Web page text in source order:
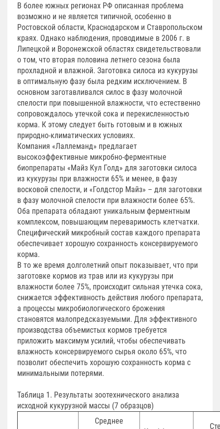
В более южных регионах РФ описанная проблема
возможно и не является типичной, особенно в
Ростовской области, Краснодарском и Ставропольском
краях. Однако наблюдения, проводимые в 2006 г. в
Липецкой и Воронежской областях свидетельствовали
о том, что вторая половина летнего сезона была
прохладной и влажной. Заготовка силоса из кукурузы
в оптимальную фазу была редким исключением. В
основном заготавливался силос в фазу молочной
спелости при повышенной влажности, что естественно
сопровождалось утечкой сока и перекисленностью
корма. К этому следует быть готовым и в южных
природно-климатических условиях.
Компания «Лаллеманд» предлагает
высокоэффективные микробно-ферментные
биопрепараты «Майз Кул Голд» для заготовки силоса
из кукурузы при влажности 65% и менее, в фазу
восковой спелости, и «Голдстор Майз» – для заготовки
в фазу молочной спелости при влажности более 65%.
Оба препарата обладают уникальным ферментным
комплексом, повышающим переваримость клетчатки.
Специфический микробный состав каждого препарата
обеспечивает хорошую сохранность консервируемого
корма.
В то же время долголетний опыт показывает, что при
заготовке кормов из трав или из кукурузы при
влажности более 75%, происходит сильная утечка сока,
снижается эффективность действия любого препарата,
а процессы микробиологического брожения
становятся малопредсказуемыми. Для эффективного
производства объемистых кормов требуется
приложить максимум усилий, чтобы обеспечивать
влажность консервируемого сырья около 65%, что
позволит обеспечить хорошую сохранность корма с
минимальными потерями.
Таблица 1. Результаты зоотехнического анализа
исходной кукурузной массы (7 образцов)
Среднее